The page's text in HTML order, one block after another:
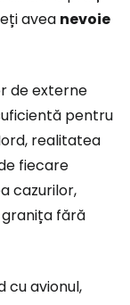
avea nevoie
de externe
pentru
realitatea
fiecare
cazurilor,
fără
cu avionul,